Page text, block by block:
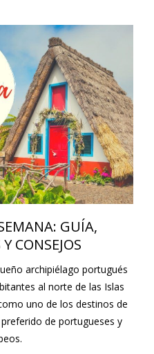
GUÍA,
CONSEJOS
archipiélago portugués
al norte de las Islas
uno de los destinos de
de portugueses y